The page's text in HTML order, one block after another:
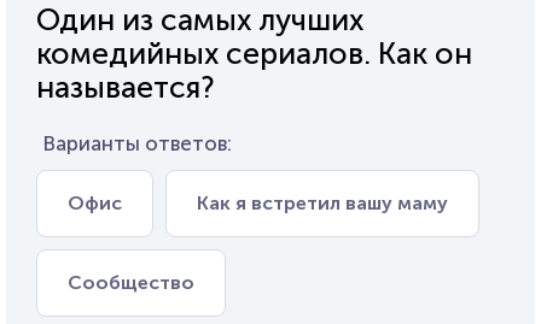
Один из самых лучших
комедийных сериалов. Как он
называется?
Варианты ответов:
Офис Как я встретил вашу маму
Сообщество